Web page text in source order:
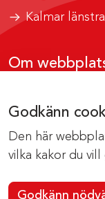
Godkänn
Den här
vilka kakor du vill
Godkänn
Kalmar
Om
Om cookies
Kontakta